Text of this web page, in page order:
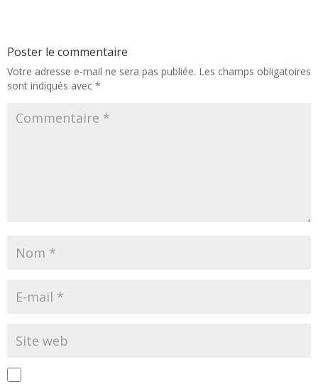
Poster le commentaire
Votre adresse e-mail ne sera pas publiée. Les champs obligatoires
sont indiqués avec *